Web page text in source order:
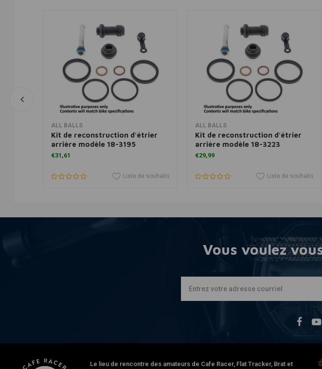
Ajouter au panier
ALL BALLS
Kit de reconstruction d'étrier
arrière modèle 18-3195
€31,61
Liste de souhaits
Ajouter au panier
ALL BALLS
Kit de reconstruction d'étrier
arrière modèle 18-3223
€29,99
Liste de souhaits
Vous voulez
Le lieu de rencontre des amateurs de Cafe Racer, Flat Tracker, Brat et